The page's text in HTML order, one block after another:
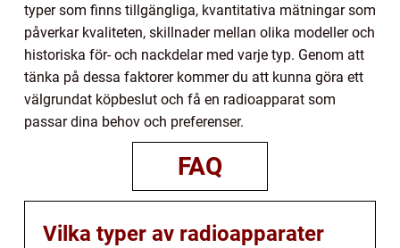
typer som finns tillgängliga, kvantitativa mätningar som
påverkar kvaliteten, skillnader mellan olika modeller och
historiska för- och nackdelar med varje typ. Genom att
tänka på dessa faktorer kommer du att kunna göra ett
välgrundat köpbeslut och få en radioapparat som
passar dina behov och preferenser.
FAQ
Vilka typer av radioapparater